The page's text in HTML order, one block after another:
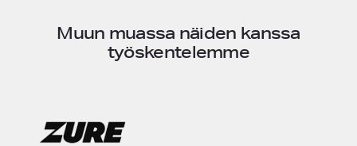
Muun muassa näiden kanssa
työskentelemme